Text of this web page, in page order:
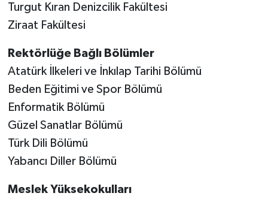
Turgut Kıran Denizcilik Fakültesi
Ziraat Fakültesi
Rektörlüğe Bağlı Bölümler
Atatürk İlkeleri ve İnkılap Tarihi Bölümü
Beden Eğitimi ve Spor Bölümü
Enformatik Bölümü
Güzel Sanatlar Bölümü
Türk Dili Bölümü
Yabancı Diller Bölümü
Meslek Yüksekokulları